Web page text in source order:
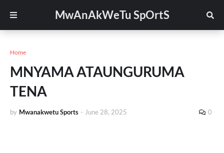
MwAnAkWeTu SpOrtS
Home
MNYAMA ATAUNGURUMA
TENA
by Mwanakwetu Sports - June 28, 2025 0